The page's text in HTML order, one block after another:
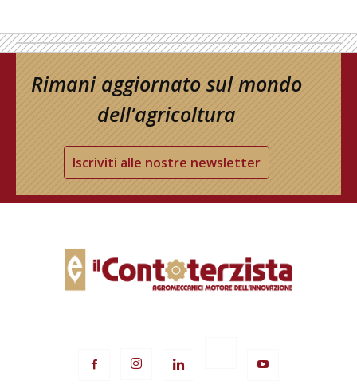
Rimani aggiornato sul mondo
dell’agricoltura
Iscriviti alle nostre newsletter